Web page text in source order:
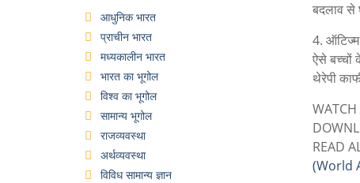
बदलाव से
4. ऑटिज्म
ऐसे बच्चों
थेरेपी
READ
(World
आधुनिक भारत
प्राचीन भारत
मध्यकालीन भारत
भारत का भूगोल
विश्व का भूगोल
सामान्य भूगोल
राजव्यवस्था
अर्थव्यवस्था
विविध सामान्य ज्ञान